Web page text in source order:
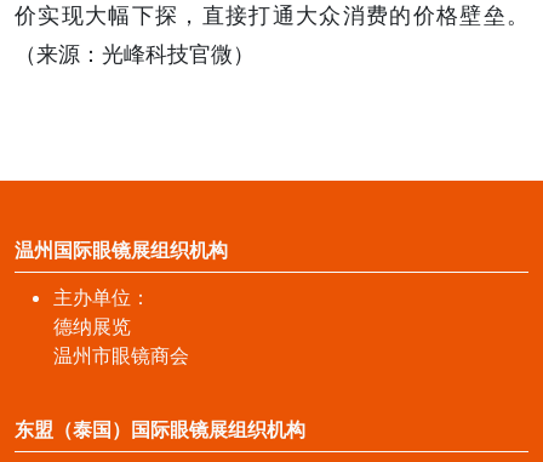
价实现大幅下探，直接打通大众消费的价格壁垒。
（来源：光峰科技官微）
温州国际眼镜展组织机构
主办单位：
德纳展览
温州市眼镜商会
东盟（泰国）国际眼镜展组织机构